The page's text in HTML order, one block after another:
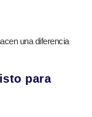
una diferencia
para